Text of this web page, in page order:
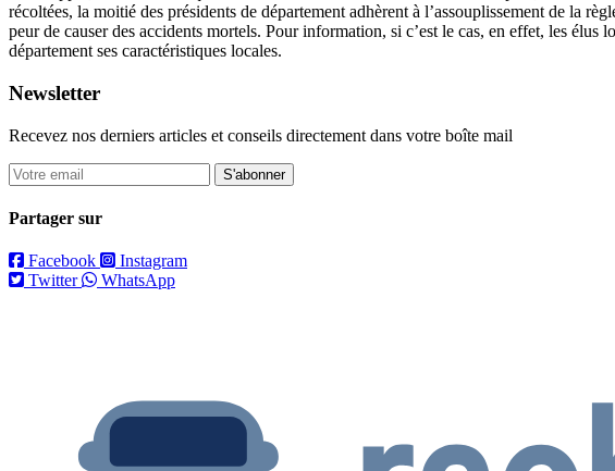
récoltées, la moitié des présidents de département adhèrent à l’assouplissement de la
peur de causer des accidents mortels. Pour information, si c’est le cas, en effet, les
département ses caractéristiques locales.
Newsletter
Recevez nos derniers articles et conseils directement dans votre boîte mail
S'abonner
Partager sur
Facebook
Instagram
Twitter
WhatsApp